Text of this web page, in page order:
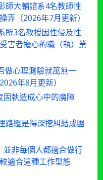
師大輔諮系4名教師性
弄（2026年7月更新）
所3名教授因性侵及性
害者擔心的職（執）業
做心理測驗就萬無一
年8月更新）
執造成心中的魔障
路還是得深挖糾結成團
非每個人都適合做行
適合這種工作型態